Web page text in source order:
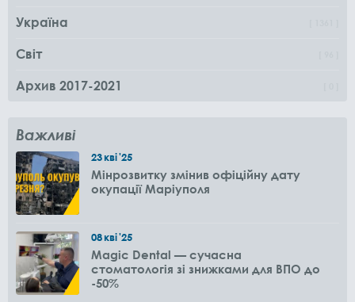
Україна
Світ
Архив 2017-2021
Важливі
23кві'25
Мінрозвитку змінив офіційну дату
окупації Маріуполя
08кві'25
Magic Dental — сучасна
стоматологія зі знижками для ВПО до
-50%